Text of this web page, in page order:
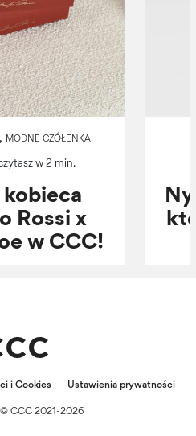
, MODNE CZÓŁENKA
w 2 min.
Rossi x
w CCC!
i Cookies Ustawienia prywatności
CCC 2021-2026